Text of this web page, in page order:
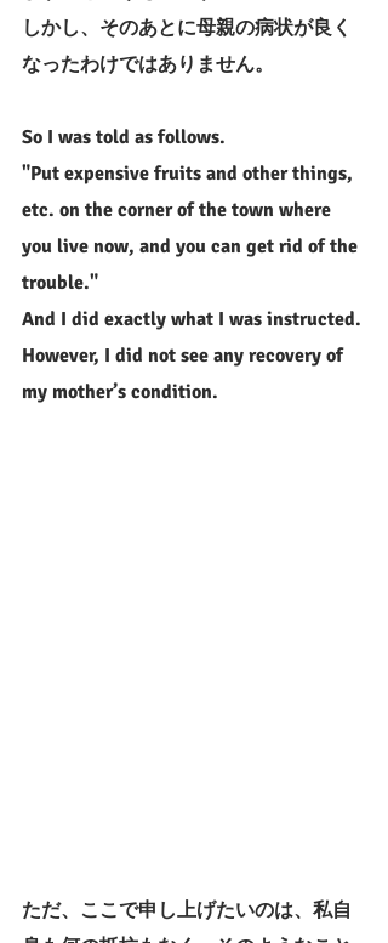
しかし、そのあとに母親の病状が良く
なったわけではありません。
So I was told as follows.
"Put expensive fruits and other things,
etc. on the corner of the town where
you live now, and you can get rid of the
trouble."
And I did exactly what I was instructed.
However, I did not see any recovery of
my mother’s condition.
ただ、ここで申し上げたいのは、私自